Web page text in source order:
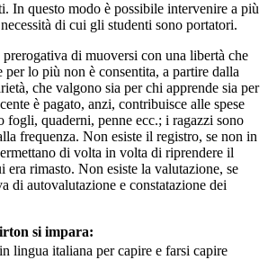
In questo modo è possibile intervenire a più
di cui gli studenti sono portatori.
di muoversi con una libertà che
per lo più non è consentita, a partire dalla
che valgono sia per chi apprende sia per
è pagato, anzi, contribuisce alle spese
fogli, quaderni, penne ecc.; i ragazzi sono
frequenza. Non esiste il registro, se non in
di volta in volta di riprendere il
era rimasto. Non esiste la valutazione, se
di autovalutazione e constatazione dei
si impara:
lingua italiana per capire e farsi capire